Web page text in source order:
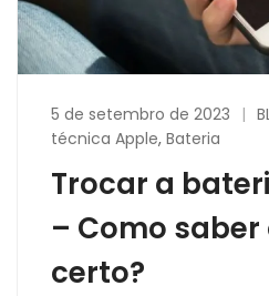
5 de setembro de 2023
técnica Apple, Bateria
Trocar a
– Como
certo?